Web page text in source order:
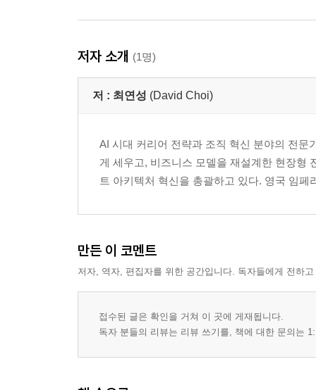
저자 소개 (1명)
저 : 최연성 (David Choi)
AI 시대 커리어 전략과 조직 혁신 분야의 전문
게 세우고, 비즈니스 모델을 재설계한 현장형
트 아키텍처 혁신을 총괄하고 있다. 영국 임
만든 이 코멘트
저자, 역자, 편집자를 위한 공간입니다. 독자들에게 전하
접수된 글은 확인을 거쳐 이 곳에 게재됩니다.
독자 분들의 리뷰는 리뷰 쓰기를, 책에 대한 문의는